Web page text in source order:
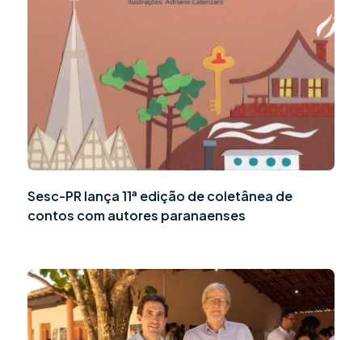
Sesc-PR lança 11ª edição de coletânea de
contos com autores paranaenses